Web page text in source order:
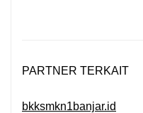
PARTNER TERKAIT
bkksmkn1banjar.id